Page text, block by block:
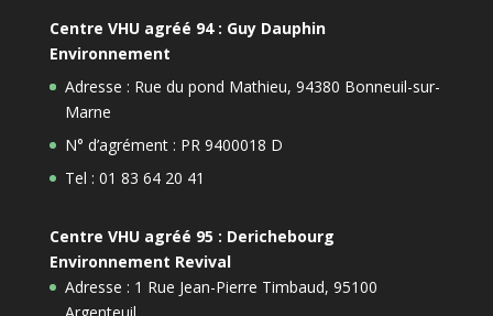
Centre VHU agréé 94 : Guy Dauphin
Environnement
Adresse : Rue du pond Mathieu, 94380 Bonneuil-sur-
Marne
N° d’agrément : PR 9400018 D
Tel : 01 83 64 20 41
Centre VHU agréé 95 : Derichebourg
Environnement Revival
Adresse : 1 Rue Jean-Pierre Timbaud, 95100
Argenteuil